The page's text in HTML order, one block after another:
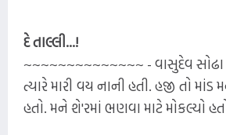
દે તાલ્લી...!
~~~~~~~~~~~~~~ - વાસુદેવ સોઢા
ત્યારે મારી વય નાની હતી. હજી તો માંડ
હતો. મને શે'રમાં ભણવા માટે મોકલ્યો